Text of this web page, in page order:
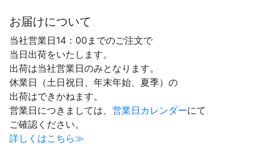
お届けについて
当社営業日14：00までのご注文で
当日出荷をいたします。
出荷は当社営業日のみとなります。
休業日（土日祝日、年末年始、夏季）の
出荷はできかねます。
営業日につきましては、 営業日カレンダーにて
ご確認ください。
詳しくはこちら≫